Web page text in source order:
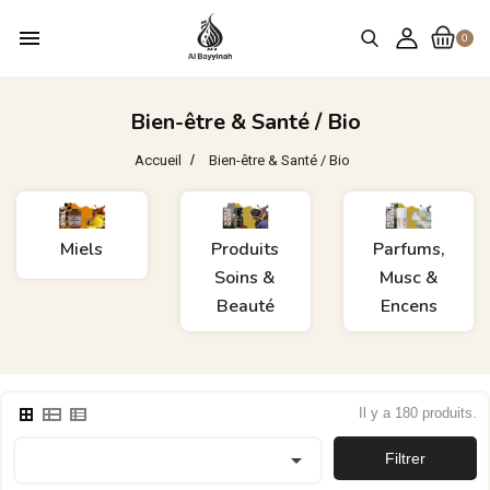
0
menu
Bien-être & Santé / Bio
Accueil Bien-être & Santé / Bio
Miels
Produits
Soins &
Beauté
Parfums,
Musc &
Encens
Il y a 180 produits.
 Filtrer